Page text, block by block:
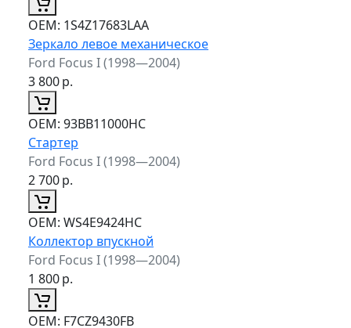
ОЕМ: 1S4Z17683LAA
Зеркало левое механическое
Ford Focus I (1998—2004)
3 800р.
ОЕМ: 93BB11000HC
Стартер
Ford Focus I (1998—2004)
2 700р.
ОЕМ: WS4E9424HC
Коллектор впускной
Ford Focus I (1998—2004)
1 800р.
ОЕМ: F7CZ9430FB